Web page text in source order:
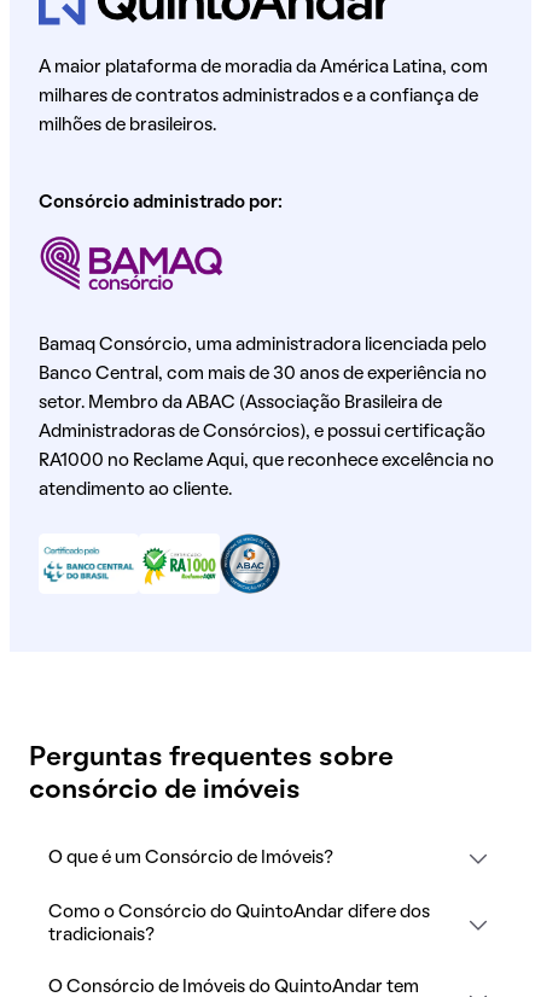
A maior plataforma de moradia da América Latina, com
milhares de contratos administrados e a confiança de
milhões de brasileiros.
Consórcio administrado por:
Bamaq Consórcio, uma administradora licenciada pelo
Banco Central, com mais de 30 anos de experiência no
setor. Membro da ABAC (Associação Brasileira de
Administradoras de Consórcios), e possui certificação
RA1000 no Reclame Aqui, que reconhece excelência no
atendimento ao cliente.
Perguntas frequentes sobre
consórcio de imóveis
O que é um Consórcio de Imóveis?
Como o Consórcio do QuintoAndar difere dos
tradicionais?
O Consórcio de Imóveis do QuintoAndar tem